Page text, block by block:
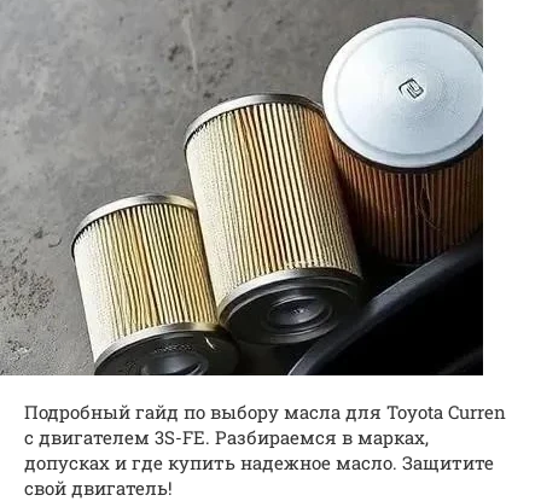
Подробный гайд по выбору масла для Toyota Curren
с двигателем 3S-FE. Разбираемся в марках,
допусках и где купить надежное масло. Защитите
свой двигатель!